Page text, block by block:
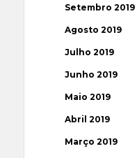
Setembro 2019
Agosto 2019
Julho 2019
Junho 2019
Maio 2019
Abril 2019
Março 2019